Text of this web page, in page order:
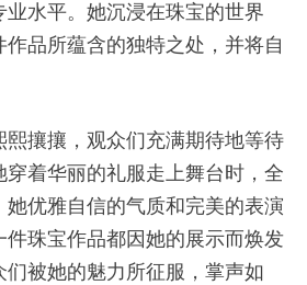
业水平。她沉浸在珠宝的世界
品所蕴含的独特之处，并将自
熙攘攘，观众们充满期待地等待
着华丽的礼服走上舞台时，全
优雅自信的气质和完美的表演
珠宝作品都因她的展示而焕发
被她的魅力所征服，掌声如